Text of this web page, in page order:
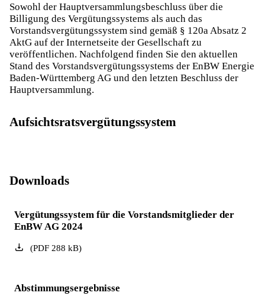
Sowohl der Hauptversammlungsbeschluss über die
Billigung des Vergütungssystems als auch das
Vorstandsvergütungssystem sind gemäß § 120a Absatz 2
AktG auf der Internetseite der Gesellschaft zu
veröffentlichen. Nachfolgend finden Sie den aktuellen
Stand des Vorstandsvergütungssystems der EnBW Energie
Baden-Württemberg AG und den letzten Beschluss der
Hauptversammlung.
Aufsichtsratsvergütungssystem
Downloads
Vergütungssystem für die Vorstandsmitglieder der
EnBW AG 2024
(PDF288 kB)
Abstimmungsergebnisse